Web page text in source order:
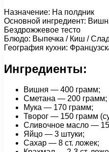
Назначение: На полдник
Основной ингредиент:
Бездрожжевое тесто
Блюдо: Выпечка / Киш /
География кухни:
Ингредиенты:
Вишня — 400 грамм;
Сметана — 200 грамм;
Мука — 170 грамм;
Творог — 150 грамм
Сливочное масло —
Яйцо — 3 штуки;
Сахар — 8 ст. ложек;